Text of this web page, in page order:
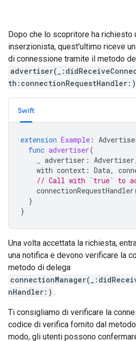
Dopo che lo scopritore ha richiesto
inserzionista, quest'ultimo riceve
di connessione tramite il metodo
th:connectionRequestHandler:)
Swift
extension Example :
func advertiser(
advertiser : Advertiser,
with context : Data,
// Call with `true` to
connectionRequestHandler
}
}
Una volta accettata la richiesta,
una notifica e devono verificare la
metodo di delega
nHandler:) .
Ti consigliamo di verificare la
codice di verifica fornito dal
modo, gli utenti possono